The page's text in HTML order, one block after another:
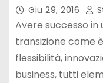
Giu 29, 2016
Avere successo
transizione come
flessibilità,
business, tutti